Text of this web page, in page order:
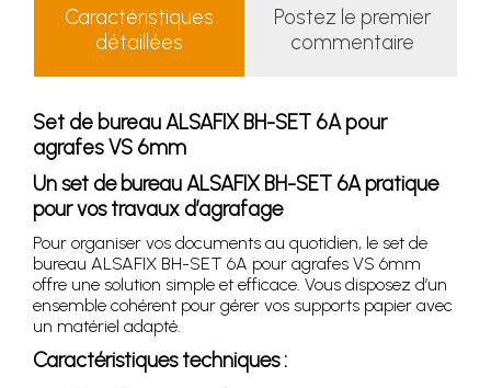
Caractéristiques
détaillées
Postez le premier
commentaire
Set de bureau ALSAFIX BH-SET 6A pour
agrafes VS 6mm
Un set de bureau ALSAFIX BH-SET 6A pratique
pour vos travaux d’agrafage
Pour organiser vos documents au quotidien, le set de
bureau ALSAFIX BH-SET 6A pour agrafes VS 6mm
offre une solution simple et efficace. Vous disposez d’un
ensemble cohérent pour gérer vos supports papier avec
un matériel adapté.
Caractéristiques techniques :